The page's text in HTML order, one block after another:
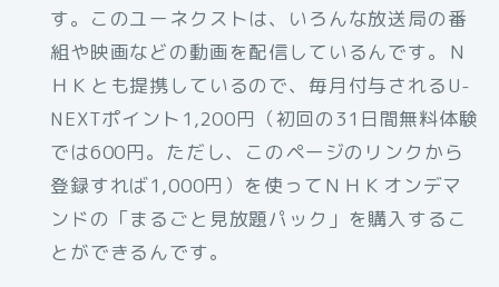
す。このユーネクストは、いろんな放送局の番
組や映画などの動画を配信しているんです。Ｎ
ＨＫとも提携しているので、毎月付与されるU-
NEXTポイント1,200円（初回の31日間無料体験
では600円。ただし、このページのリンクから
登録すれば1,000円）を使ってＮＨＫオンデマ
ンドの「まるごと見放題パック」を購入するこ
とができるんです。